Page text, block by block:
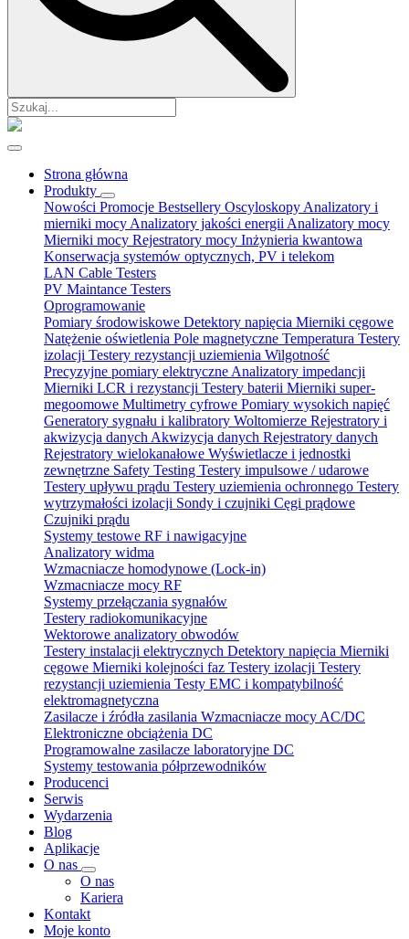
Strona główna
Produkty
Nowości Promocje Bestsellery Oscyloskopy Analizatory i
mierniki mocy Analizatory jakości energii Analizatory mocy
Mierniki mocy Rejestratory mocy Inżynieria kwantowa
Konserwacja systemów optycznych, PV i telekom
LAN Cable Testers
PV Maintance Testers
Oprogramowanie
Pomiary środowiskowe Detektory napięcia Mierniki cęgowe
Natężenie oświetlenia Pole magnetyczne Temperatura Testery
izolacji Testery rezystancji uziemienia Wilgotność
Precyzyjne pomiary elektryczne Analizatory impedancji
Mierniki LCR i rezystancji Testery baterii Mierniki super-
megoomowe Multimetry cyfrowe Pomiary wysokich napięć
Generatory sygnału i kalibratory Woltomierze Rejestratory i
akwizycja danych Akwizycja danych Rejestratory danych
Rejestratory wielokanałowe Wyświetlacze i jednostki
zewnętrzne Safety Testing Testery impulsowe / udarowe
Testery upływu prądu Testery uziemienia ochronnego Testery
wytrzymałości izolacji Sondy i czujniki Cęgi prądowe
Czujniki prądu
Systemy testowe RF i nawigacyjne
Analizatory widma
Wzmacniacze homodynowe (Lock‑in)
Wzmacniacze mocy RF
Systemy przełączania sygnałów
Testery radiokomunikacyjne
Wektorowe analizatory obwodów
Testery instalacji elektrycznych Detektory napięcia Mierniki
cęgowe Mierniki kolejności faz Testery izolacji Testery
rezystancji uziemienia Testy EMC i kompatybilność
elektromagnetyczna
Zasilacze i źródła zasilania Wzmacniacze mocy AC/DC
Elektroniczne obciążenia DC
Programowalne zasilacze laboratoryjne DC
Systemy testowania półprzewodników
Producenci
Serwis
Wydarzenia
Blog
Aplikacje
O nas
O nas
Kariera
Kontakt
Moje konto